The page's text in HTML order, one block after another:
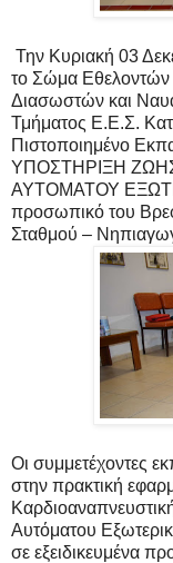
Την Κυριακή 03
το Σώμα Εθελοντών
Διασωστών και
Τμήματος Ε.Ε.Σ.
Πιστοποιημένο
ΥΠΟΣΤΗΡΙΞΗ
ΑΥΤΟΜΑΤΟΥ
προσωπικό του
Σταθμού –
Oι συμμετέχοντες
στην πρακτική
Αυτόματου
σε εξειδικευμένα